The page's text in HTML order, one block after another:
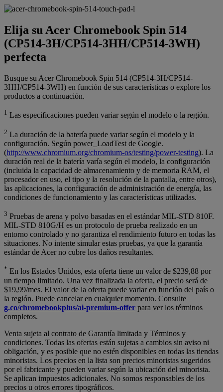
Elija su Acer Chromebook Spin 514
(CP514-3H/CP514-3HH/CP514-3WH)
perfecta
Busque su Acer Chromebook Spin 514 (CP514-3H/CP514-
3HH/CP514-3WH) en función de sus características o explore los
productos a continuación.
1 Las especificaciones pueden variar según el modelo o la región.
2 La duración de la batería puede variar según el modelo y la
configuración. Según power_LoadTest de Google.
(http://www.chromium.org/chromium-os/testing/power-testing). La
duración real de la batería varía según el modelo, la configuración
(incluida la capacidad de almacenamiento y de memoria RAM, el
procesador en uso, el tipo y la resolución de la pantalla, entre otros),
las aplicaciones, la configuración de administración de energía, las
condiciones de funcionamiento y las características utilizadas.
3 Pruebas de arena y polvo basadas en el estándar MIL-STD 810F.
MIL-STD 810G/H es un protocolo de prueba realizado en un
entorno controlado y no garantiza el rendimiento futuro en todas las
situaciones. No intente simular estas pruebas, ya que la garantía
estándar de Acer no cubre los daños resultantes.
* En los Estados Unidos, esta oferta tiene un valor de $239,88 por
un tiempo limitado. Una vez finalizada la oferta, el precio será de
$19,99/mes. El valor de la oferta puede variar en función del país o
la región. Puede cancelar en cualquier momento. Consulte
g.co/chromebookplus/ai-premium-offer para ver los términos
completos.
Venta sujeta al contrato de Garantía limitada y Términos y
condiciones. Todas las ofertas están sujetas a cambios sin aviso ni
obligación, y es posible que no estén disponibles en todas las tiendas
minoristas. Los precios en la lista son precios minoristas sugeridos
por el fabricante y pueden variar según la ubicación del minorista.
Se aplican impuestos adicionales. No somos responsables de los
precios u otros errores tipográficos.